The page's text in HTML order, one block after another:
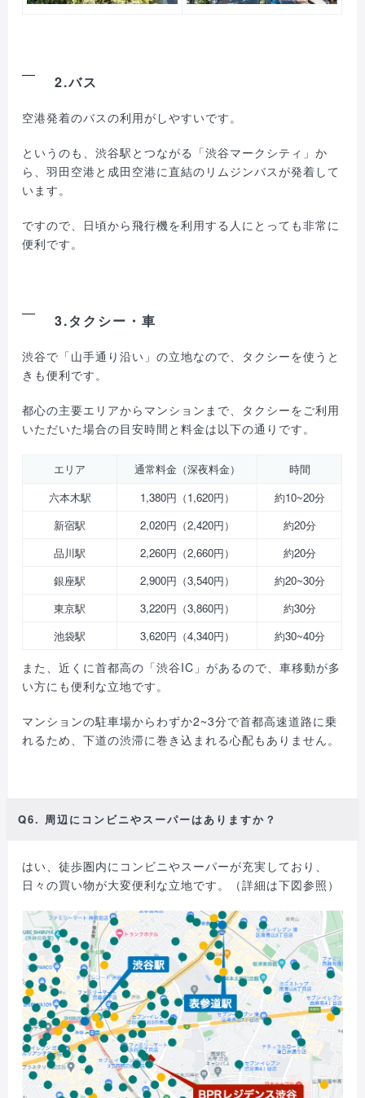
2.バス
空港発着のバスの利用がしやすいです。
というのも、渋谷駅とつながる「渋谷マークシティ」か
ら、羽田空港と成田空港に直結のリムジンバスが発着して
います。
ですので、日頃から飛行機を利用する人にとっても非常に
便利です。
3.タクシー・車
渋谷で「山手通り沿い」の立地なので、タクシーを使うと
きも便利です。
都心の主要エリアからマンションまで、タクシーをご利用
いただいた場合の目安時間と料金は以下の通りです。
エリア 通常料金（深夜料金）
時間
六本木駅
1,380円（1,620円）
約10~20分
新宿駅
2,020円（2,420円）
約20分
品川駅
2,260円（2,660円）
約20分
銀座駅
2,900円（3,540円）
約20~30分
東京駅
3,220円（3,860円）
約30分
池袋駅
3,620円（4,340円） 約30~40分
また、近くに首都高の「渋谷IC」があるので、車移動が多
い方にも便利な立地です。
マンションの駐車場からわずか2~3分で首都高速道路に乗
れるため、下道の渋滞に巻き込まれる心配もありません。
Q6. 周辺にコンビニやスーパーはありますか？
はい、徒歩圏内にコンビニやスーパーが充実しており、
日々の買い物が大変便利な立地です。（詳細は下図参照）